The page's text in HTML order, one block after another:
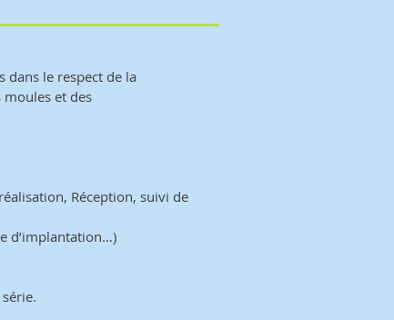
dans le respect de la
et des
Réception, suivi de
d’implantation…)